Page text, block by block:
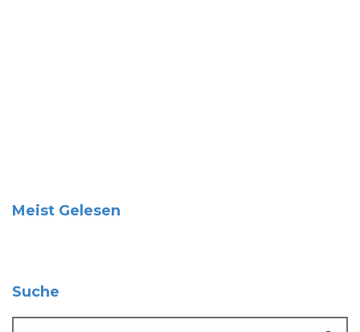
Meist Gelesen
Suche